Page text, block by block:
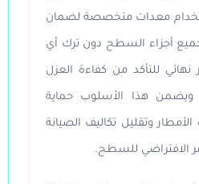
معدات متخصصة لضمان
أجزاء السطح دون ترك أي
نهائي للتأكد من كفاءة العزل
هذا الأسلوب حماية
وتقليل تكاليف الصيانة
الافتراضي للسطح.